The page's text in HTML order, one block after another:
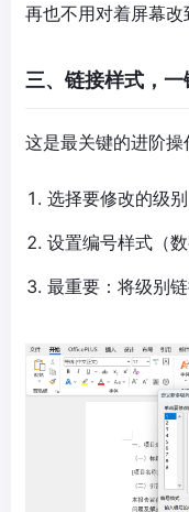
再也不用对着屏幕改
三、链接样式，
这是最关键的进阶操
选择要修改的级别
设置编号样式（
最重要：将级别